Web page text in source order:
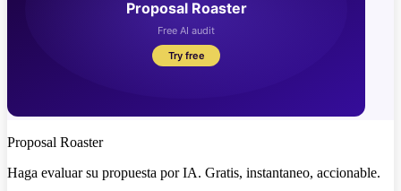
Proposal Roaster
Haga evaluar su propuesta por IA. Gratis, instantaneo, accionable.